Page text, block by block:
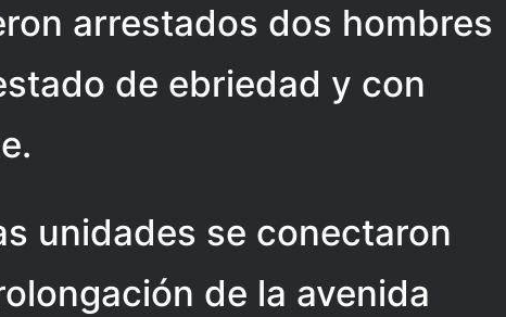
arrestados dos hombres
de ebriedad y con
unidades se conectaron
de la avenida